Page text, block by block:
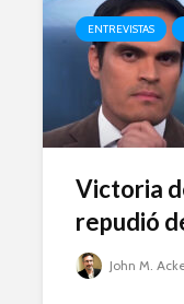
ENTREVISTAS
Victoria
repudió
John M.